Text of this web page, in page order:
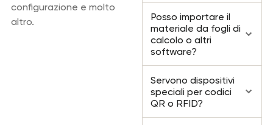
configurazione e molto
altro.
Posso importare il
materiale da fogli di
calcolo o altri
software?
Servono dispositivi
speciali per codici
QR o RFID?